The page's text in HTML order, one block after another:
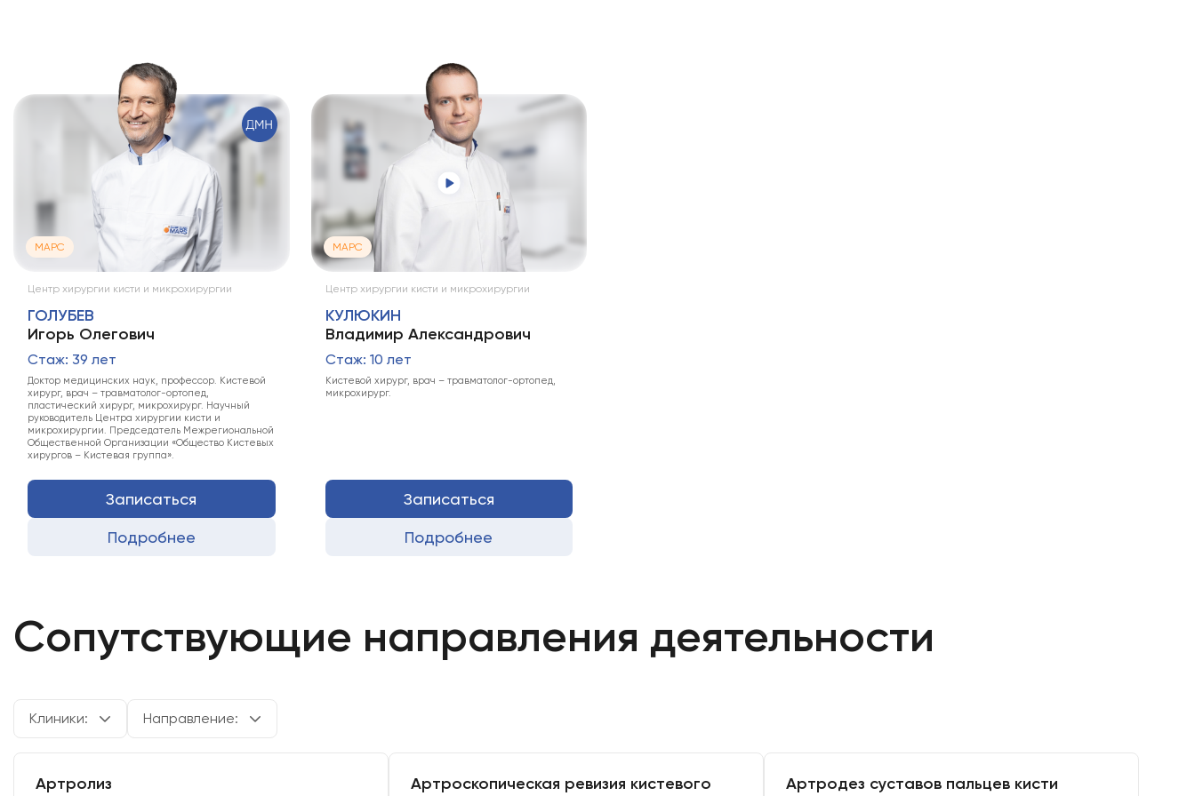
МАРС
Центр хирургии кисти и микрохирургии
ГОЛУБЕВ
Игорь Олегович
Стаж: 39 лет
Доктор медицинских наук, профессор. Кистевой
хирург, врач – травматолог-ортопед,
пластический хирург, микрохирург. Научный
руководитель Центра хирургии кисти и
микрохирургии. Председатель Межрегиональной
Общественной Организации «Общество Кистевых
хирургов – Кистевая группа».
Записаться
Подробнее
МАРС
Центр хирургии кисти и микрохирургии
КУЛЮКИН
Владимир Александрович
Стаж: 10 лет
Кистевой хирург, врач – травматолог-ортопед,
микрохирург.
Записаться
Подробнее
Сопутствующие направления деятельности
Клиники: Направление:
Артролиз
Артроскопическая ревизия кистевого
Артродез суставов пальцев кисти